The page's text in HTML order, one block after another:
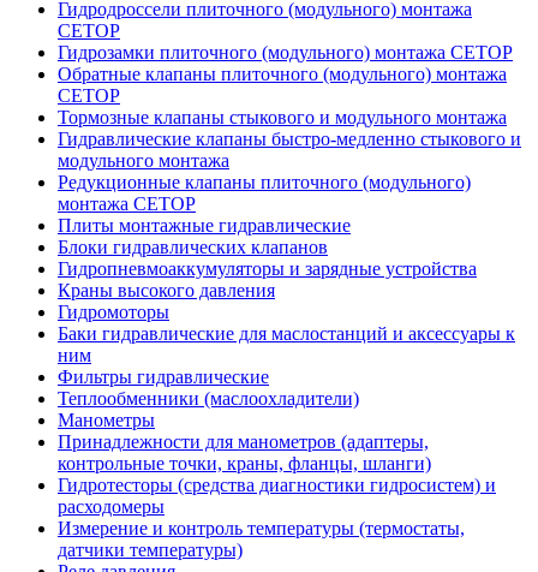
Гидродроссели плиточного (модульного) монтажа
CETOP
Гидрозамки плиточного (модульного) монтажа CETOP
Обратные клапаны плиточного (модульного) монтажа
CETOP
Тормозные клапаны стыкового и модульного монтажа
Гидравлические клапаны быстро-медленно стыкового и
модульного монтажа
Редукционные клапаны плиточного (модульного)
монтажа CETOP
Плиты монтажные гидравлические
Блоки гидравлических клапанов
Гидропневмоаккумуляторы и зарядные устройства
Краны высокого давления
Гидромоторы
Баки гидравлические для маслостанций и аксессуары к
ним
Фильтры гидравлические
Теплообменники (маслоохладители)
Манометры
Принадлежности для манометров (адаптеры,
контрольные точки, краны, фланцы, шланги)
Гидротесторы (средства диагностики гидросистем) и
расходомеры
Измерение и контроль температуры (термостаты,
датчики температуры)